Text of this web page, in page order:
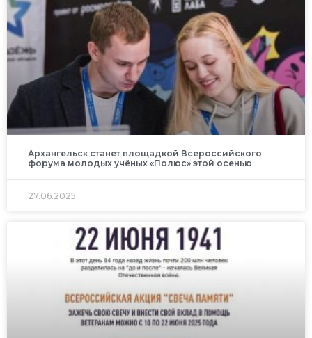
Архангельск станет площадкой Всероссийского
форума молодых учёных «Полюс» этой осенью
27.06.2025